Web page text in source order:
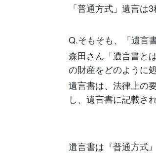
「普通方式」遺言は
Q.そもそも、「遺言
森田さん「遺言書と
の財産をどのように
遺言書は、法律上の
し、遺言書に記載さ
遺言書は『普通方式